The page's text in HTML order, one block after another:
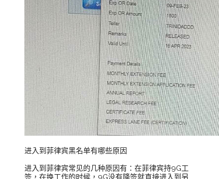
进入到菲律宾黑名单有哪些原因
进入到菲律宾常见的几种原因有：在菲律宾持9G工
签，在换工作的时候，9G没有降签就直接进入到另